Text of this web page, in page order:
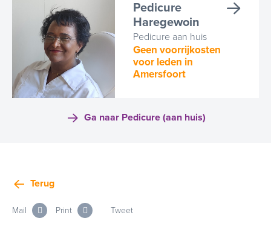
Pedicure
Haregewoin
Pedicure aan huis
Geen voorrijkosten
voor leden in
Amersfoort
Ga naar Pedicure (aan huis)
Terug
Mail Print Tweet